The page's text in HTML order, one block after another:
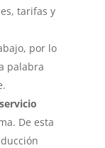
tarifas y
por lo
palabra
De esta